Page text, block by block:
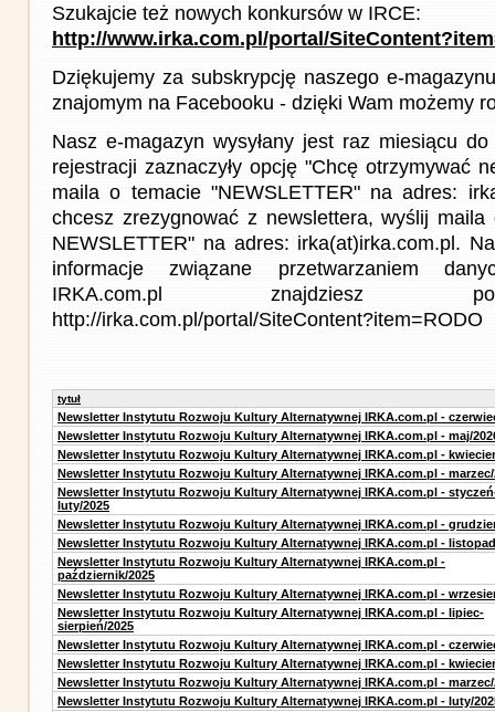
Szukajcie też nowych konkursów w IRCE:
http://www.irka.com.pl/portal/
Dziękujemy za subskrypcję naszego e-
znajomym na Facebooku - dzięki Wam możemy
Nasz e-magazyn wysyłany jest raz miesiącu
rejestracji zaznaczyły opcję "Chcę otrzymywać
maila o temacie "NEWSLETTER" na adres:
chcesz zrezygnować z newslettera, wyślij
NEWSLETTER" na adres: irka(at)irka.com.pl.
informacje związane przetwarzaniem
IRKA.com.pl znajdziesz
http://irka.com.pl/portal/SiteContent?item=RODO
tytuł
Newsletter Instytutu Rozwoju Kultury Alternatywnej IRKA.com.pl -
Newsletter Instytutu Rozwoju Kultury Alternatywnej IRKA.com.pl - maj/
Newsletter Instytutu Rozwoju Kultury Alternatywnej IRKA.com.pl -
Newsletter Instytutu Rozwoju Kultury Alternatywnej IRKA.com.pl - marzec/
Newsletter Instytutu Rozwoju Kultury Alternatywnej IRKA.com.pl -
luty/2025
Newsletter Instytutu Rozwoju Kultury Alternatywnej IRKA.com.pl -
Newsletter Instytutu Rozwoju Kultury Alternatywnej IRKA.com.pl -
Newsletter Instytutu Rozwoju Kultury Alternatywnej IRKA.com.pl -
październik/2025
Newsletter Instytutu Rozwoju Kultury Alternatywnej IRKA.com.pl -
Newsletter Instytutu Rozwoju Kultury Alternatywnej IRKA.com.pl - lipiec-
sierpień/2025
Newsletter Instytutu Rozwoju Kultury Alternatywnej IRKA.com.pl -
Newsletter Instytutu Rozwoju Kultury Alternatywnej IRKA.com.pl -
Newsletter Instytutu Rozwoju Kultury Alternatywnej IRKA.com.pl - marzec/
Newsletter Instytutu Rozwoju Kultury Alternatywnej IRKA.com.pl - luty/